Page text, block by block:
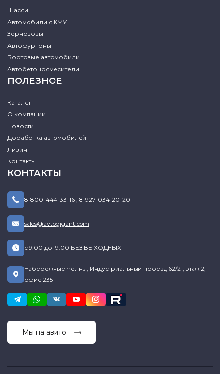
Шасси
Автомобили с КМУ
Зерновозы
Автофургоны
Бортовые автомобили
Автобетоносмесители
ПОЛЕЗНОЕ
Каталог
О компании
Новости
Доработка автомобилей
Лизинг
Контакты
КОНТАКТЫ
8-800-444-33-16 , 8-927-034-20-20
sales@avtogigant.com
с 9:00 до 19:00 БЕЗ ВЫХОДНЫХ
Набережные Челны, Индустриальный проезд 62/21, этаж 2,
офис 235
Мы на авито